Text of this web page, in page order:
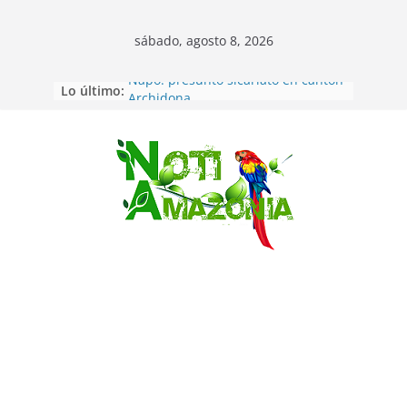
Saltar
sábado, agosto 8, 2026
Lo último: Napo: presunto sicariato en cantón
desaparecidos fueron encontrados
muertos en Puerto lopez
Sentencian a 34 años de prisión a
implicados en caso de Alison,
oriunda de Tena
Vozinha, el arquero sensación de
cabo Verde, ya llegó para